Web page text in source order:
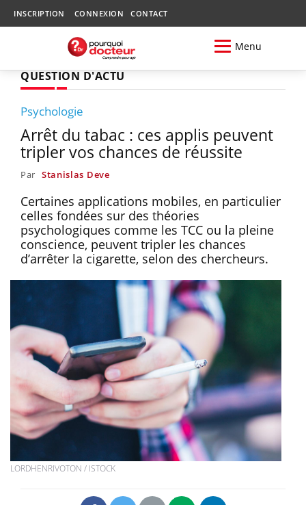
INSCRIPTION CONNEXION CONTACT
Menu
QUESTION D'ACTU
Psychologie
Arrêt du tabac : ces applis peuvent
tripler vos chances de réussite
Par Stanislas Deve
Certaines applications mobiles, en particulier
celles fondées sur des théories
psychologiques comme les TCC ou la pleine
conscience, peuvent tripler les chances
d’arrêter la cigarette, selon des chercheurs.
LORDHENRIVOTON / ISTOCK